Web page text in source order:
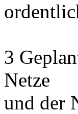
3
Netze
und der